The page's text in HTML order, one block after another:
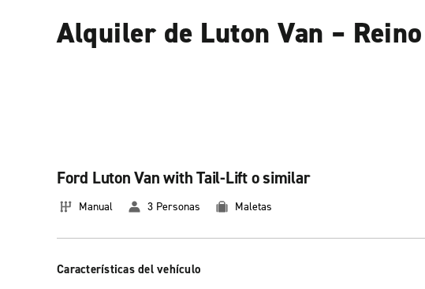
Alquiler de Luton Van –
Ford Luton Van with Tail-Lift o similar
Manual 3 Personas Maletas
Características del vehículo